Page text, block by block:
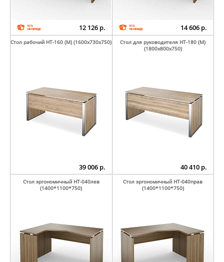
12 126 р. 14 606 р.
Стол рабочий НТ-160 (М) (1600х730х750)
39 006 р.
Стол для руководителя НТ-180 (М)
(1800х800х750)
40 410 р.
Стол эргономичный НТ-040лев
(1400*1100*750)
Стол эргономичный НТ-040прав
(1400*1100*750)